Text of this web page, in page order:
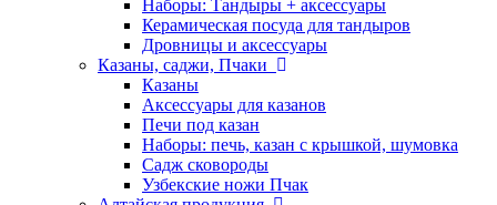
Наборы: Тандыры + аксессуары
Керамическая посуда для тандыров
Дровницы и аксессуары
Казаны, саджи, Пчаки
Казаны
Аксессуары для казанов
Печи под казан
Наборы: печь, казан с крышкой, шумовка
Садж сковороды
Узбекские ножи Пчак